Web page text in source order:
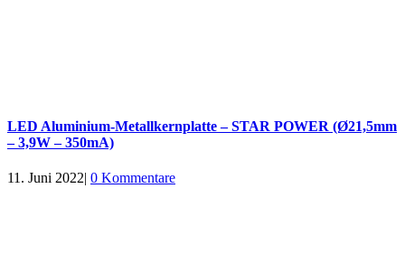
LED Aluminium-Metallkernplatte – STAR POWER (Ø21,5mm
– 3,9W – 350mA)
11. Juni 2022| 0 Kommentare